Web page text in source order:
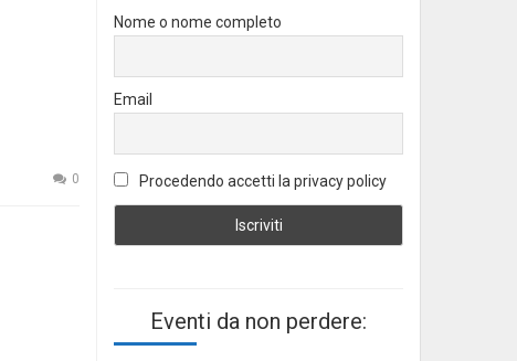
0
Nome o nome completo
Email
Procedendo accetti la privacy policy
Eventi da non perdere: